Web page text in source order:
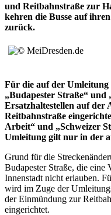
und Reitbahnstraße zur
kehren die Busse auf
zurück.
Für die auf der Umleitung
„Budapester Straße“ und
Ersatzhaltestellen auf der
Reitbahnstraße
Arbeit“ und „Schweizer
Umleitung gilt nur in der
Grund für die
Budapester Straße, die
Innenstadt nicht erlauben.
wird im Zuge der
der Einmündung zur
eingerichtet.